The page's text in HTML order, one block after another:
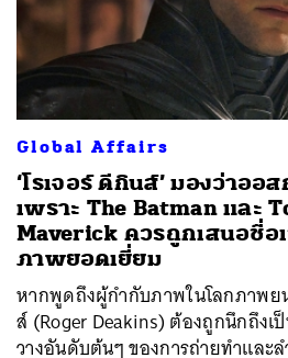
Global Affairs
‘โรเจอร์ ดีกินส์’ มองว่าออ
เพราะ The Batman และ
Maverick ควรถูกเสนอชื่อ
ภาพยอดเยี่ยม
หากพูดถึงผู้กำกับภาพในโลกภาพย
ส์ (Roger Deakins) ต้องถูกนึกถึง
วางอันดับต้นๆ ของการถ่ายทำแล